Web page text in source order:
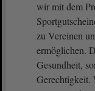
wir mit dem
zu Vereinen
ermöglichen.
Gesundheit,
Gerechtigkeit.